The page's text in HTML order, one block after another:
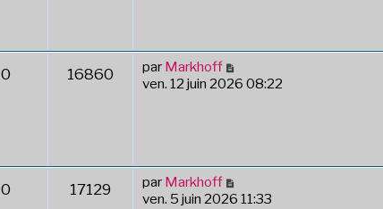
0 16860 par Markhoff
ven. 12 juin 2026 08:22
0 17129 par Markhoff
ven. 5 juin 2026 11:33